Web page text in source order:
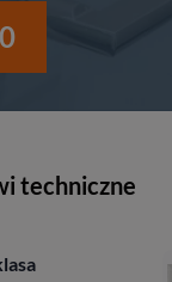
techniczne